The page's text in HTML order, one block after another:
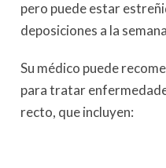
pero puede estar
deposiciones a la
Su médico puede
para tratar
recto, que incluyen: